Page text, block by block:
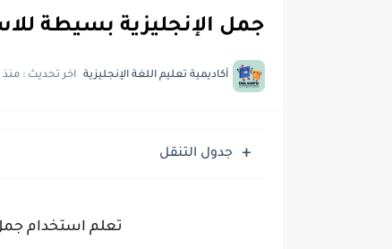
جمل الإنجليزية بسيطة
أكاديمية تعليم اللغة الإنجليزية اخر تحديث : منذ
جدول التنقل
تعلم استخدام